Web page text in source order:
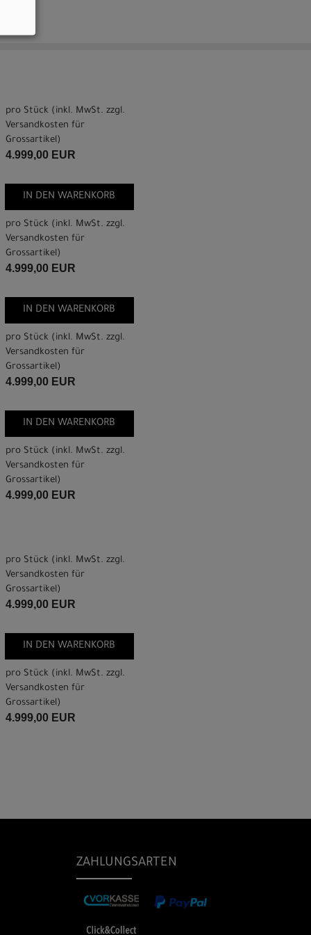
pro Stück (inkl. MwSt. zzgl.
Versandkosten für
Grossartikel )
4.999,00 EUR
IN DEN WARENKORB
pro Stück (inkl. MwSt. zzgl.
Versandkosten für
Grossartikel )
4.999,00 EUR
IN DEN WARENKORB
pro Stück (inkl. MwSt. zzgl.
Versandkosten für
Grossartikel )
4.999,00 EUR
IN DEN WARENKORB
pro Stück (inkl. MwSt. zzgl.
Versandkosten für
Grossartikel )
4.999,00 EUR
pro Stück (inkl. MwSt. zzgl.
Versandkosten für
Grossartikel )
4.999,00 EUR
IN DEN WARENKORB
pro Stück (inkl. MwSt. zzgl.
Versandkosten für
Grossartikel )
4.999,00 EUR
ZAHLUNGSARTEN